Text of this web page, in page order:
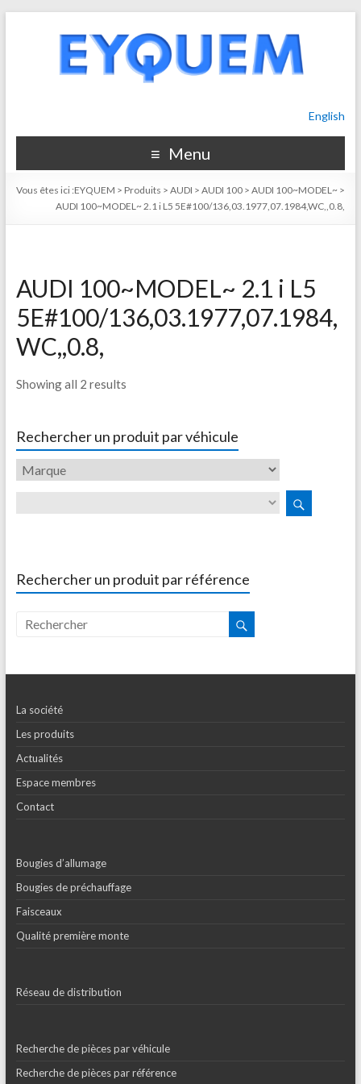
English
Menu
Vous êtes ici :EYQUEM > Produits >AUDI >AUDI 100 >AUDI 100~MODEL~ >
AUDI 100~MODEL~ 2.1 i L5 5E#100/136,03.1977,07.1984,WC,,0.8,
AUDI 100~MODEL~ 2.1 i L5
5E#100/136,03.1977,07.1984,
WC,,0.8,
Showing all 2 results
Rechercher un produit par véhicule
Rechercher un produit par référence
La société
Les produits
Actualités
Espace membres
Contact
Bougies d’allumage
Bougies de préchauffage
Faisceaux
Qualité première monte
Réseau de distribution
Recherche de pièces par véhicule
Recherche de pièces par référence